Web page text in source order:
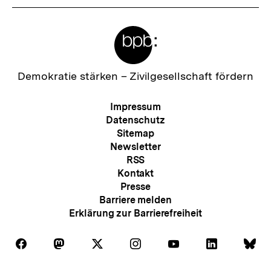
Zur
Demokratie stärken – Zivilgesellschaft fördern
Meta-
Navigation
Impressum
Datenschutz
Sitemap
Newsletter
RSS
Kontakt
Presse
Barriere melden
Erklärung zur Barrierefreiheit
Folgen
Auf
Folgen Folgen Folgen
Auf
Folgen Folgen